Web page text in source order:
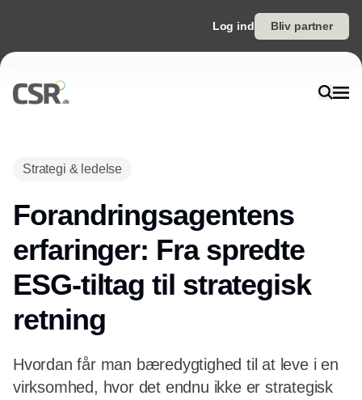
Log ind Bliv partner
Strategi & ledelse
Forandringsagentens
erfaringer: Fra spredte
ESG-tiltag til strategisk
retning
Hvordan får man bæredygtighed til at leve i en
virksomhed, hvor det endnu ikke er strategisk